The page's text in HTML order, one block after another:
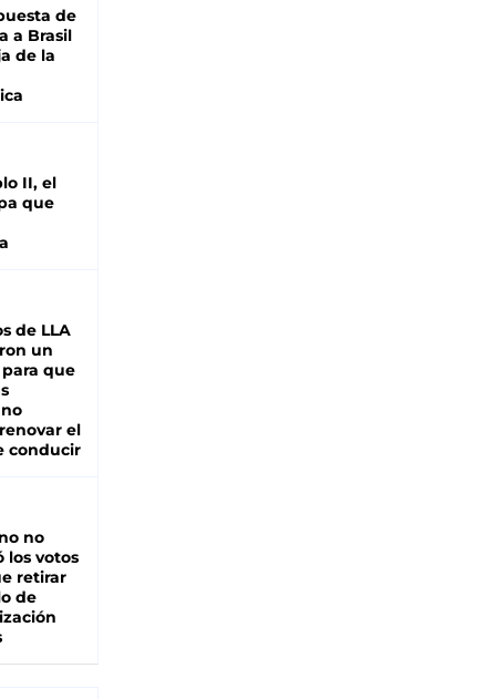
de
a Brasil
de la
II, el
que
de LLA
un
que
el
conducir
no
los votos
retirar
de